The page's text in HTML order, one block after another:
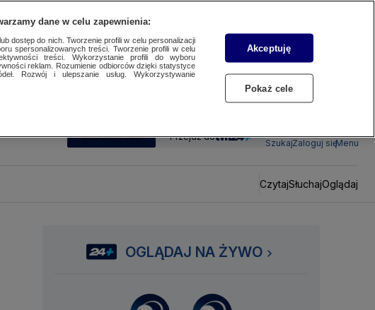
SUBSKRYBUJ Przejdź do
SzukajZaloguj sięMenu
CzytajSłuchajOglądaj
OGLĄDAJ NA ŻYWO
dane w celu zapewnienia:
dostęp do nich. Tworzenie profili w celu personalizacji
spersonalizowanych treści. Tworzenie profili w celu
treści. Wykorzystanie profili do wyboru
reklam. Rozumienie odbiorców dzięki statystyce
Rozwój i ulepszanie usług. Wykorzystywanie
Akceptuję
Pokaż cele